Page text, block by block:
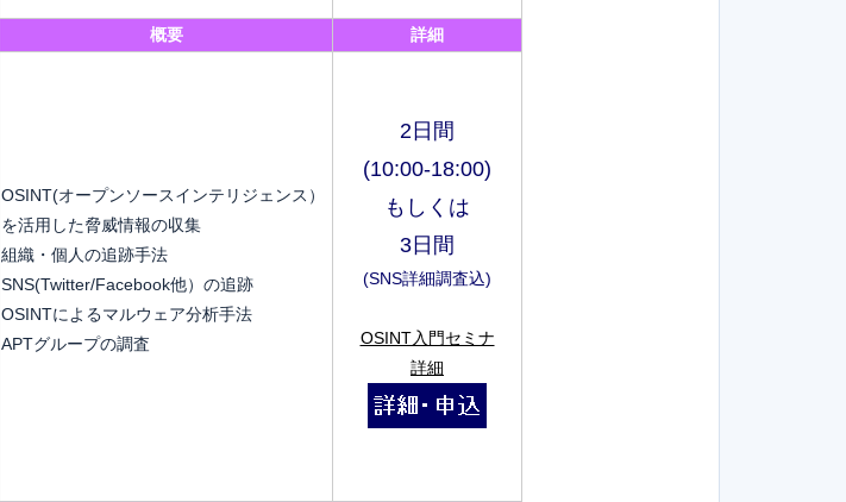
概要 詳細
OSINT(オープンソースインテリジェンス）
を活用した脅威情報の収集
組織・個人の追跡手法
SNS(Twitter/Facebook他）の追跡
OSINTによるマルウェア分析手法
APTグループの調査
2日間
(10:00-18:00)
もしくは
3日間
(SNS詳細調査込)
OSINT入門セミナ
詳細